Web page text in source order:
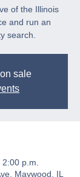
of the Illinois
and run an
search.
sale
p.m.
Maywood, IL